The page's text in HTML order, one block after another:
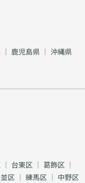
｜ 鹿児島県 ｜ 沖縄県
｜ 台東区 ｜ 葛飾区 ｜
区 ｜ 練馬区 ｜ 中野区